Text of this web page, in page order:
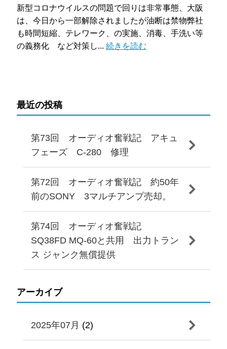
新型コロナウイルスの問題で回りは非常事態、大阪
は、今日から一部解除されましたが油断は禁物弊社
も時間短縮、テレワーク、の実施、消毒、手洗い等
の義務化 など対策し...続きを読む
最近の投稿
第73回 オーディオ奮戦記 アキュ
フェーズ C-280 修理
第72回 オーディオ奮戦記 約50年
前のSONY 3マルチアンプ売却。
第74回 オーディオ奮戦記
SQ38FD MQ-60と共用 出力トラン
ス ジャンク無償提供
アーカイブ
2025年07月 (2)